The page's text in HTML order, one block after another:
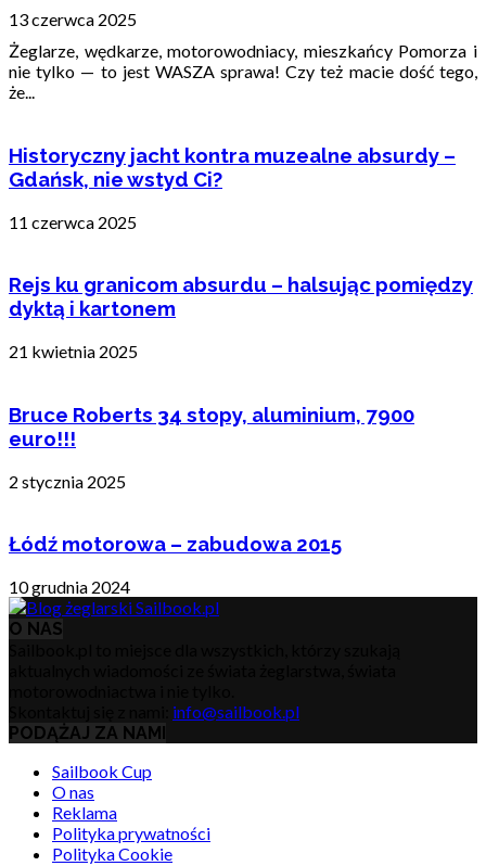
13 czerwca 2025
Żeglarze, wędkarze, motorowodniacy, mieszkańcy Pomorza i
nie tylko — to jest WASZA sprawa! Czy też macie dość tego,
że...
Historyczny jacht kontra muzealne absurdy –
Gdańsk, nie wstyd Ci?
11 czerwca 2025
Rejs ku granicom absurdu – halsując pomiędzy
dyktą i kartonem
21 kwietnia 2025
Bruce Roberts 34 stopy, aluminium, 7900
euro!!!
2 stycznia 2025
Łódź motorowa – zabudowa 2015
10 grudnia 2024
O NAS
info@sailbook.pl
PODĄŻAJ ZA NAMI
Sailbook Cup
O nas
Reklama
Polityka prywatności
Polityka Cookie